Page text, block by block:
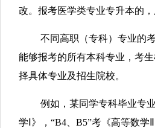
改。报考医学类专业专升本的
不同高职（专科）专业的
能够报考的所有本科专业，考
择具体专业及招生院校。
例如，某同学专科毕业专
学Ⅰ》，“B4、B5”考《高等数